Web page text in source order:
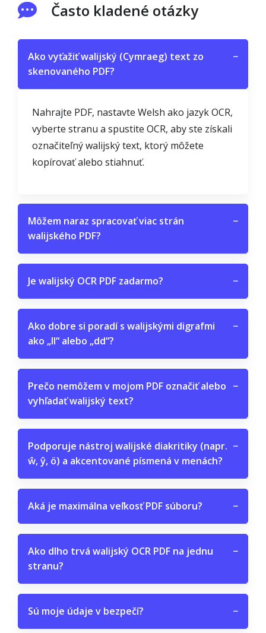
Často kladené otázky
Ako vyťažiť walijský (Cymraeg) text zo
skenovaného PDF?
−
Nahrajte PDF, nastavte Welsh ako jazyk OCR,
vyberte stranu a spustite OCR, aby ste získali
označiteľný walijský text, ktorý môžete
kopírovať alebo stiahnuť.
Môžem naraz spracovať viac strán
walijského PDF?
−
Je walijský OCR PDF zadarmo? −
Ako dobre si poradí s walijskými digrafmi
ako „ll“ alebo „dd“?
−
Prečo nemôžem v mojom PDF označiť alebo
vyhľadať walijský text?
−
Podporuje nástroj walijské diakritiky (napr.
ŵ, ŷ, ö) a akcentované písmená v menách?
−
Aká je maximálna veľkosť PDF súboru? −
Ako dlho trvá walijský OCR PDF na jednu
stranu?
−
Sú moje údaje v bezpečí? −